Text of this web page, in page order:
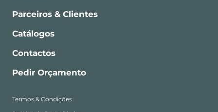
Parceiros & Clientes
Catálogos
Contactos
Pedir Orçamento
Termos & Condições